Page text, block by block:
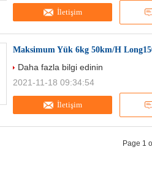
İletişim
Maksimum Yük 6kg 50km/H
İletişim
Daha fazla bilgi edinin
2021-11-18 09:34:54
Page 1